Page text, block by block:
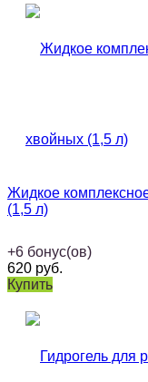
Жидкое
(1,5 л)
+6 бонус(ов)
620 руб.
Купить